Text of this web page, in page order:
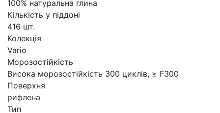
100% натуральна глина
Кількість у піддоні
416 шт.
Колекція
Vario
Морозостійкість
Висока морозостійкість 300 циклів, ≥ F300
Поверхня
рифлена
Тип